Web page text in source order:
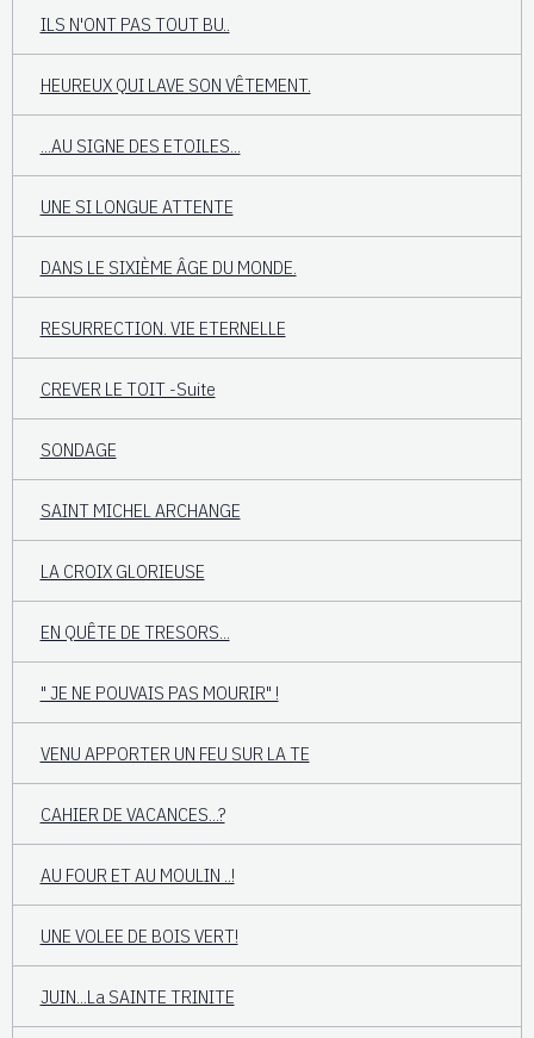
ILS N'ONT PAS TOUT BU..
HEUREUX QUI LAVE SON VÊTEMENT.
...AU SIGNE DES ETOILES...
UNE SI LONGUE ATTENTE
DANS LE SIXIÈME ÂGE DU MONDE.
RESURRECTION. VIE ETERNELLE
CREVER LE TOIT -Suite
SONDAGE
SAINT MICHEL ARCHANGE
LA CROIX GLORIEUSE
EN QUÊTE DE TRESORS...
" JE NE POUVAIS PAS MOURIR" !
VENU APPORTER UN FEU SUR LA TE
CAHIER DE VACANCES...?
AU FOUR ET AU MOULIN ..!
UNE VOLEE DE BOIS VERT!
JUIN...La SAINTE TRINITE